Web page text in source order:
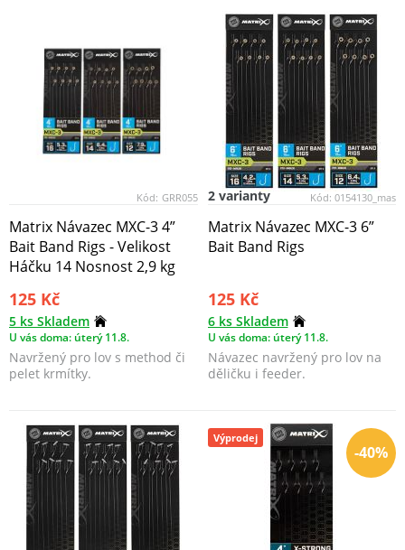
Kód: GRR055
Matrix Návazec MXC-3 4”
Bait Band Rigs - Velikost
Háčku 14 Nosnost 2,9 kg
125 Kč
5 ks Skladem
U vás doma: úterý 11.8.
Navržený pro lov s method či
pelet krmítky.
Kód: 0154130_mas
2 varianty
Matrix Návazec MXC-3 6”
Bait Band Rigs
125 Kč
6 ks Skladem
U vás doma: úterý 11.8.
Návazec navržený pro lov na
děličku i feeder.
-40%
Výprodej